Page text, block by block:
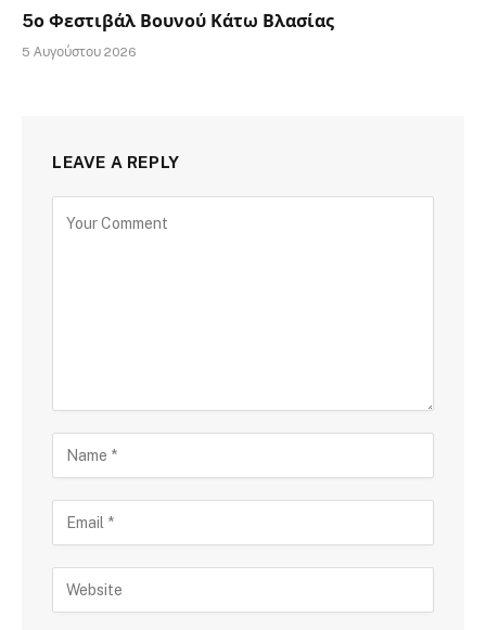
5ο Φεστιβάλ Βουνού Κάτω Βλασίας
5 Αυγούστου 2026
LEAVE A REPLY